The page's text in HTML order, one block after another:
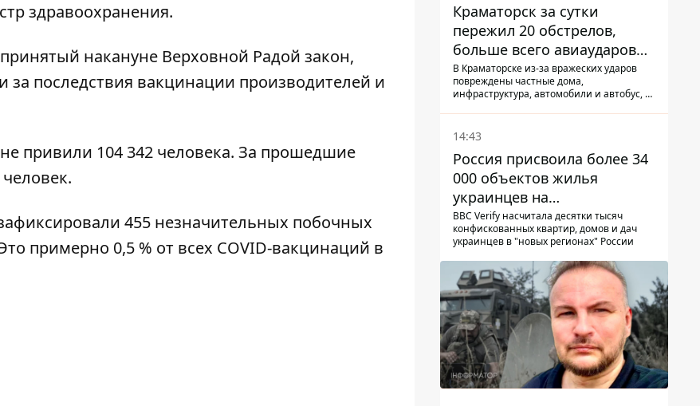
здравоохранения.
накануне Верховной Радой закон,
за последствия вакцинации производителей и
привили 104 342 человека. За прошедшие
455 незначительных побочных
примерно 0,5 % от всех COVID-вакцинаций в
Краматорск за сутки
пережил 20 обстрелов,
больше всего авиаударов
КАБ-250
В Краматорске из-за вражеских ударов
повреждены частные дома,
инфраструктура, автомобили и автобус, а
14:43
Россия присвоила более 34
000 объектов жилья
украинцев на
оккупированных
территориях -
BBC Verify насчитала десятки тысяч
конфискованных квартир, домов и дач
украинцев в "новых регионах" России